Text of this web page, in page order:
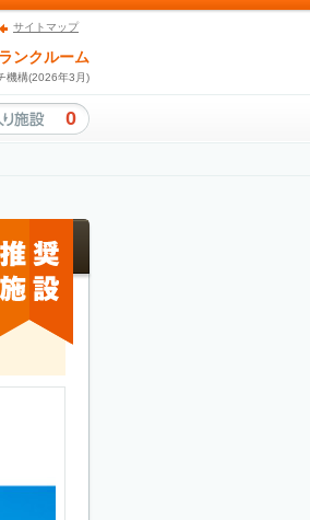
サイトマップ
ンクルーム
機構(2026年3月)
0